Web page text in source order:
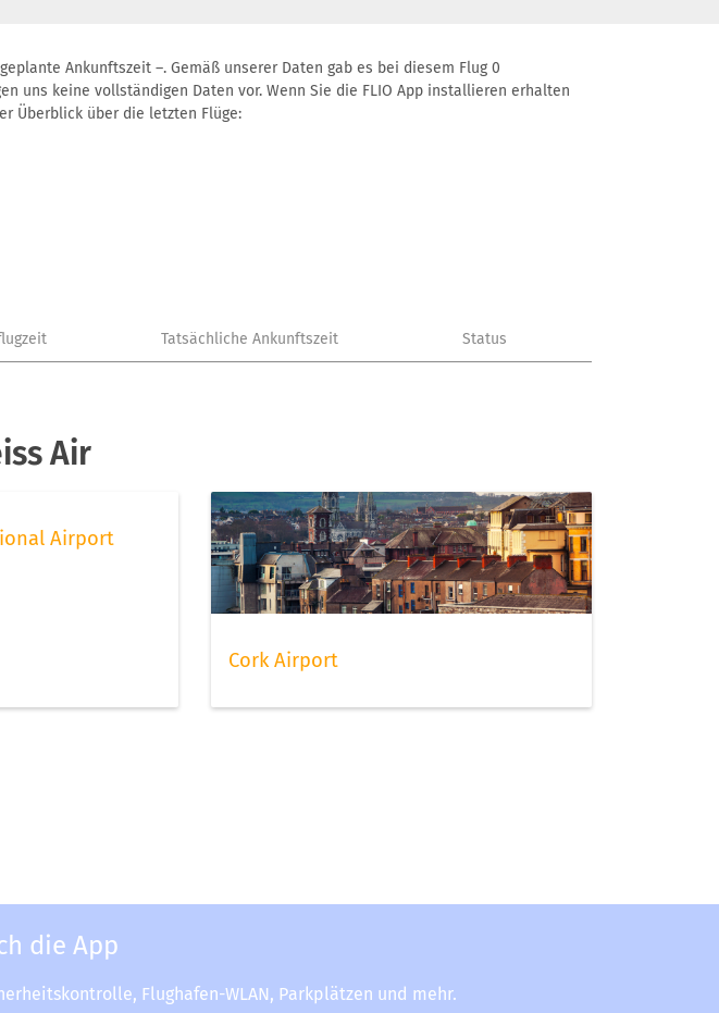
Ankunftszeit –. Gemäß unserer Daten gab es bei diesem Flug 0
uns keine vollständigen Daten vor. Wenn Sie die FLIO App installieren erhalten
Überblick über die letzten Flüge:
Tatsächliche Ankunftszeit Status
Air
Airport
Cork Airport
die App
Flughafen-WLAN, Parkplätzen und mehr.